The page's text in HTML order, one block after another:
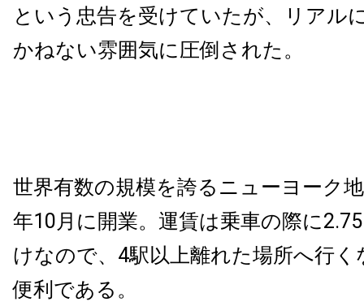
という忠告を受けていたが、リアル
かねない雰囲気に圧倒された。
世界有数の規模を誇るニューヨーク
年10月に開業。運賃は乗車の際に
けなので、4駅以上離れた場所へ行く
便利である。